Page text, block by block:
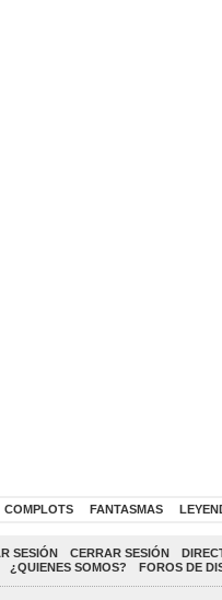
COMPLOTS FANTASMAS
SESIÓN CERRAR SESIÓN
¿QUIENES SOMOS? FOROS DE